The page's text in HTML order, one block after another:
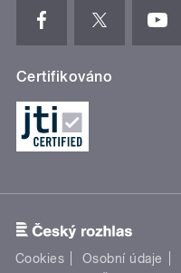
Certifikováno
Cookies Osobní údaje